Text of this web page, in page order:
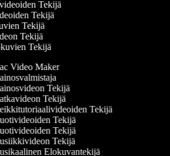
Tekijä
Tekijä
Tekijä
Tekijä
Tekijä
Video Maker
Tekijä
Tekijä
Tekijä
Tekijä
Tekijä
Tekijä
Elokuvantekijä